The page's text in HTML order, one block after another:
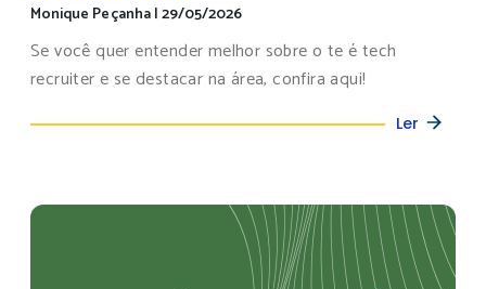
Monique Peçanha|29/05/2026
Se você quer entender melhor sobre o te é tech
recruiter e se destacar na área, confira aqui!
Ler